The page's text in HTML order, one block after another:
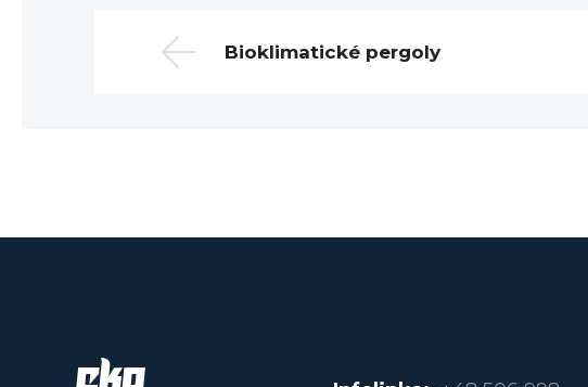
Bioklimatické pergoly